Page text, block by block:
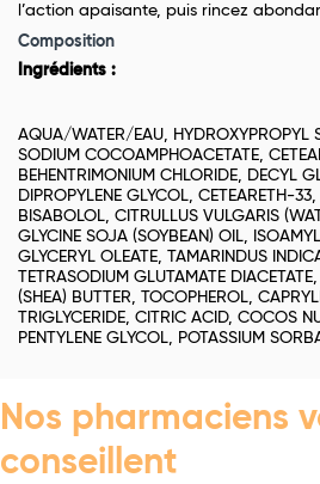
l’action apaisante, puis rincez
Composition
Ingrédients :
AQUA/WATER/EAU, HYDROXYPROPYL
SODIUM COCOAMPHOACETATE,
BEHENTRIMONIUM CHLORIDE, DECYL
DIPROPYLENE GLYCOL, CETEARETH-
BISABOLOL, CITRULLUS VULGARIS
GLYCINE SOJA (SOYBEAN) OIL,
GLYCERYL OLEATE, TAMARINDUS
TETRASODIUM GLUTAMATE DIACETATE,
(SHEA) BUTTER, TOCOPHEROL,
TRIGLYCERIDE, CITRIC ACID, COCOS
PENTYLENE GLYCOL, POTASSIUM
Nos pharmaciens
conseillent